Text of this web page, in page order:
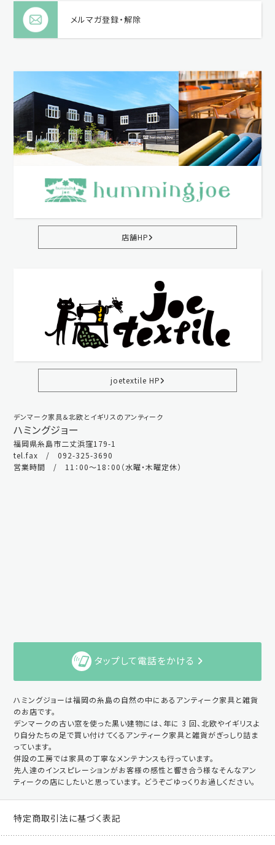
メルマガ登録・解除
店舗HP
joetextile HP
デンマーク家具＆北欧とイギリスのアンティーク
ハミングジョー
福岡県糸島市二丈浜窪179-1
tel.fax / 092-325-3690
営業時間 / 11：00～18：00（水曜・木曜定休）
タップして電話をかける
ハミングジョーは福岡の糸島の自然の中にあるアンティーク家具と雑貨
のお店です。
デンマークの古い窓を使った黒い建物には、年に 3 回、北欧やイギリスよ
り自分たちの足で買い付けてくるアンティーク家具と雑貨がぎっしり詰ま
っています。
併設の工房では家具の丁寧なメンテナンスも行っています。
先人達のインスピレーションがお客様の感性と響き合う様なそんなアン
ティークの店にしたいと思っています。 どうぞごゆっくりお過しください。
特定商取引法に基づく表記